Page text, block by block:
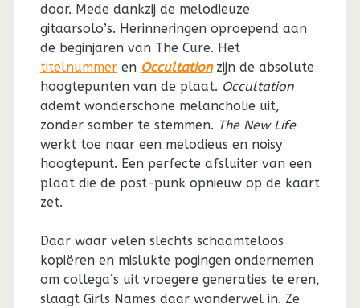
door. Mede dankzij de melodieuze
gitaarsolo’s. Herinneringen oproepend aan
de beginjaren van The Cure. Het
titelnummeren Occultationzijn de absolute
hoogtepunten van de plaat. Occultation
ademt wonderschone melancholie uit,
zonder somber te stemmen. The New Life
werkt toe naar een melodieus en noisy
hoogtepunt. Een perfecte afsluiter van een
plaat die de post-punk opnieuw op de kaart
zet.
Daar waar velen slechts schaamteloos
kopiëren en mislukte pogingen ondernemen
om collega’s uit vroegere generaties te eren,
slaagt Girls Names daar wonderwel in. Ze